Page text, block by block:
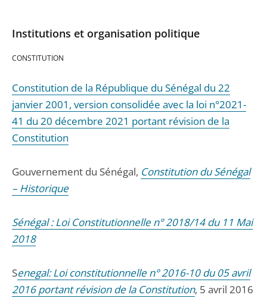
Institutions et organisation politique
CONSTITUTION
Constitution de la République du Sénégal du 22
janvier 2001, version consolidée avec la loi n°2021-
41 du 20 décembre 2021 portant révision de la
Constitution
Gouvernement du Sénégal, Constitution du Sénégal
– Historique
Sénégal : Loi Constitutionnelle n° 2018/14 du 11 Mai
2018
Senegal: Loi constitutionnelle n° 2016-10 du 05 avril
2016 portant révision de la Constitution, 5 avril 2016